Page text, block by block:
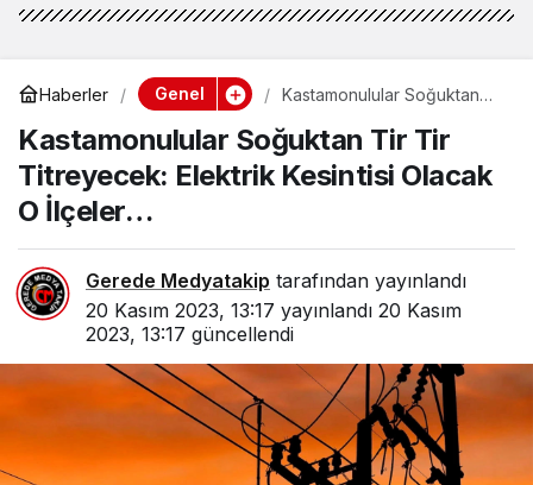
Haberler Genel
Kastamonulular Soğuktan
Kesintisi Olacak O İlçeler…
Kastamonulular Soğuktan Tir Tir
Titreyecek: Elektrik Kesintisi Olacak
O İlçeler…
Gerede Medyatakip tarafından yayınlandı
20 Kasım 2023, 13:17 yayınlandı 20 Kasım
2023, 13:17 güncellendi